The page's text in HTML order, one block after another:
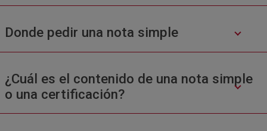
Donde pedir una nota simple
¿Cuál es el contenido de una nota simple
o una certificación?